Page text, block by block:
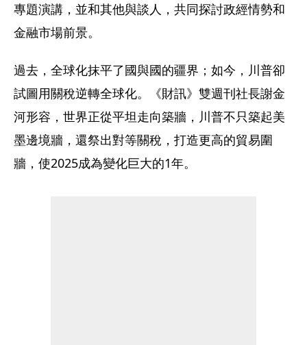
專題演講，並和其他與談人，共同探討政經情勢和
金融市場前景。
過去，全球化抹平了國與國的疆界；如今，川普卻
試圖用關稅逆轉全球化。《財訊》雙週刊社長謝金
河形容，世界正從平坦走向築牆，川普不只築起美
墨邊境牆，還祭出對等關稅，打造更高的貿易圍
牆，使2025成為變化巨大的1年。